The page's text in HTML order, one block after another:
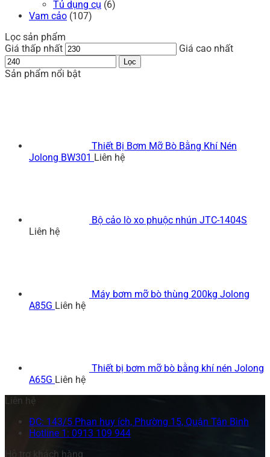
Tủ dụng cụ (6)
Vam cảo (107)
Lọc sản phẩm
Giá thấp nhất
Giá cao nhất
Lọc
Sản phẩm nổi bật
Thiết Bị Bơm Mỡ Bò Bằng Khí Nén
Jolong BW301 Liên hệ
Bộ cảo lò xo phuộc nhún JTC-1404S
Liên hệ
Máy bơm mỡ bò thùng 200kg Jolong
A85G Liên hệ
Thiết bị bơm mỡ bò bằng khí nén Jolong
A65G Liên hệ
Liên hệ
ĐC: 143/5 Phan huy ích, Phường 15, Quận Tân Bình
Hotline 1: 0913 109 944
Hỗ trợ khách hàng